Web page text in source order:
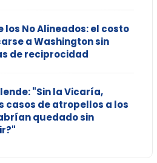
los No Alineados: el costo
a Washington sin
de reciprocidad
"Sin la Vicaría,
casos de atropellos a los
quedado sin